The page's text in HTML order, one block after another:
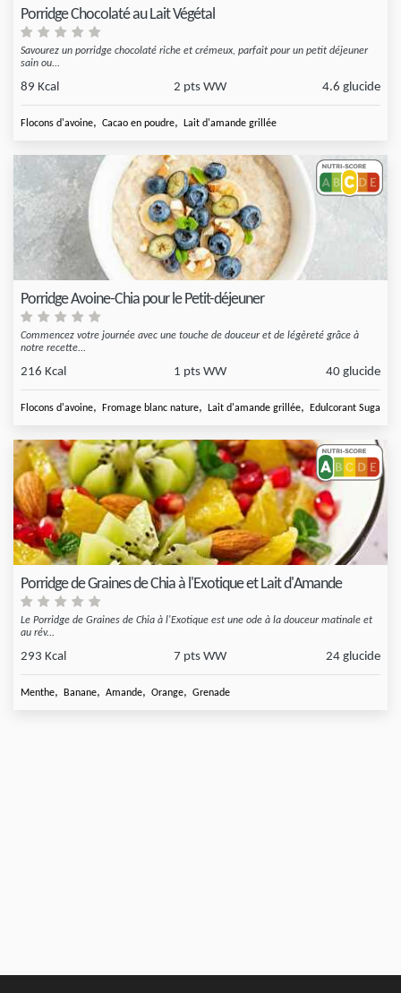
Porridge Chocolaté au Lait Végétal
Savourez un porridge chocolaté riche et crémeux, parfait pour un petit déjeuner
sain ou...
89 Kcal 2 pts WW 4.6 glucide
Flocons d'avoine, Cacao en poudre, Lait d'amande grillée
Porridge Avoine-Chia pour le Petit-déjeuner
Commencez votre journée avec une touche de douceur et de légèreté grâce à
notre recette...
216 Kcal 1 pts WW 40 glucide
Flocons d'avoine, Fromage blanc nature, Lait d'amande grillée, Edulcorant Sugarly
Porridge de Graines de Chia à l'Exotique et Lait d'Amande
Le Porridge de Graines de Chia à l'Exotique est une ode à la douceur matinale et
au rév...
293 Kcal 7 pts WW 24 glucide
Menthe, Banane, Amande, Orange, Grenade